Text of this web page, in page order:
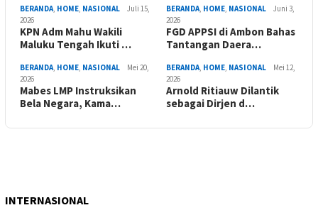
BERANDA, HOME, NASIONAL
Juli 15,
2026
KPN Adm Mahu Wakili
Maluku Tengah Ikuti …
BERANDA, HOME, NASIONAL
Juni 3,
2026
FGD APPSI di Ambon Bahas
Tantangan Daera…
BERANDA, HOME, NASIONAL
Mei 20,
2026
Mabes LMP Instruksikan
Bela Negara, Kama…
BERANDA, HOME, NASIONAL
Mei 12,
2026
Arnold Ritiauw Dilantik
sebagai Dirjen d…
INTERNASIONAL